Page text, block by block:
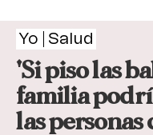
Yo Salud
'Si piso las
familia
las personas